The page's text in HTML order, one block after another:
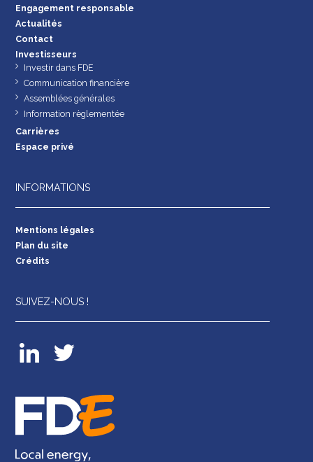
Engagement responsable
Actualités
Contact
Investisseurs
Investir dans FDE
Communication financière
Assemblées générales
Information règlementée
Carrières
Espace privé
INFORMATIONS
Mentions légales
Plan du site
Crédits
SUIVEZ-NOUS !